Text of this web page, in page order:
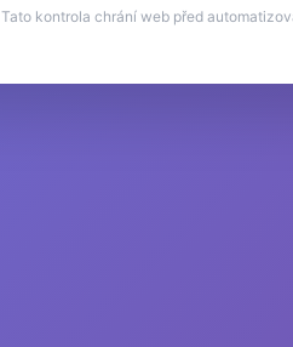
Tato kontrola chrání web před